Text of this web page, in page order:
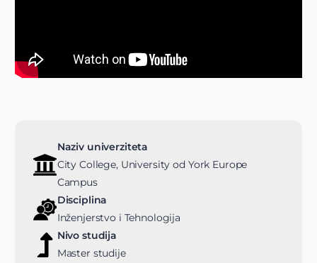
Naziv univerziteta
City College, University od York Europe
Campus
Disciplina
Inženjerstvo i Tehnologija
Nivo studija
Master studije